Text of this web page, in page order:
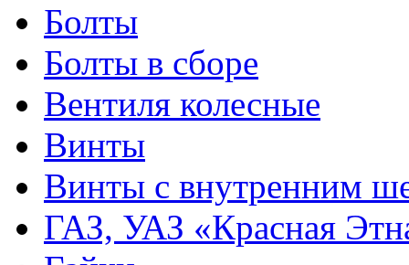
Болты
Болты в сборе
Вентиля колесные
Винты
Винты с внутренним
ГАЗ, УАЗ «Красная